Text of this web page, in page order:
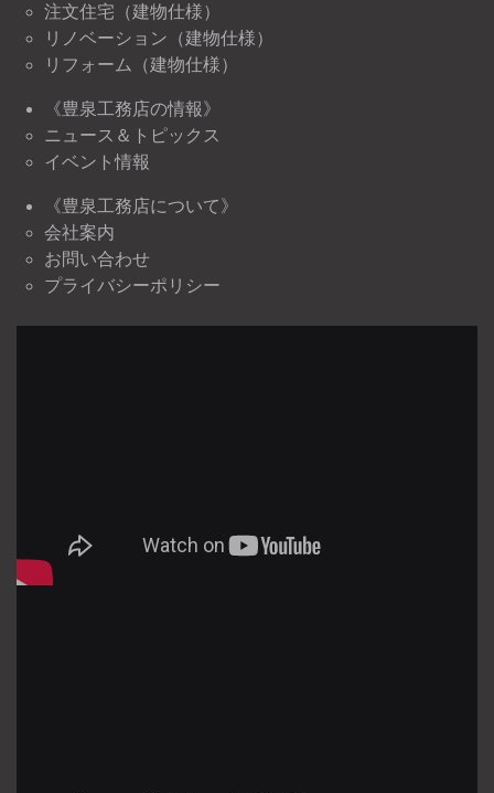
注文住宅（建物仕様）
リノベーション（建物仕様）
リフォーム（建物仕様）
《豊泉工務店の情報》
ニュース＆トピックス
イベント情報
《豊泉工務店について》
会社案内
お問い合わせ
プライバシーポリシー